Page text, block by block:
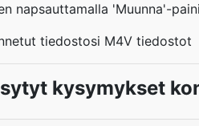
napsauttamalla 'Muunna'-
tiedostosi M4V tiedostot
kysymykset